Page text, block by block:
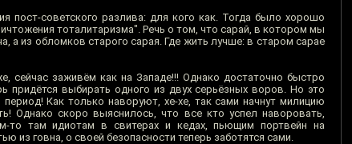
советского разлива: для кого как. Тогда было хорошо
тоталитаризма". Речь о том, что сарай, в котором мы
а из обломков старого сарая. Где жить лучше: в старом сарае
сейчас заживём как на Западе!!! Однако достаточно быстро
придётся выбирать одного из двух серьёзных воров. Но это
Как только наворуют, хе-хе, так сами начнут милицию
Однако скоро выяснилось, что все кто успел наворовать,
то там идиотам в свитерах и кедах, пьющим портвейн на
из говна, о своей безопасности теперь заботятся сами.